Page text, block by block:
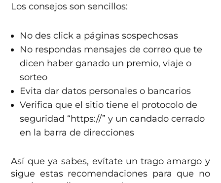
Los consejos son sencillos:
No des click a páginas sospechosas
No respondas mensajes de correo que te
dicen haber ganado un premio, viaje o
sorteo
Evita dar datos personales o bancarios
Verifica que el sitio tiene el protocolo de
seguridad “https://” y un candado cerrado
en la barra de direcciones
Así que ya sabes, evítate un trago amargo y
sigue estas recomendaciones para que no